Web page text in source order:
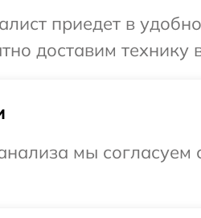
приедет в
доставим технику
мы